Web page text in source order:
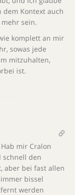
Kontext auch
sein.
komplett an mir
sowas jede
mitzuhalten,
ist.
mir Cralon
schnell den
aber bei fast allen
bissel
werden